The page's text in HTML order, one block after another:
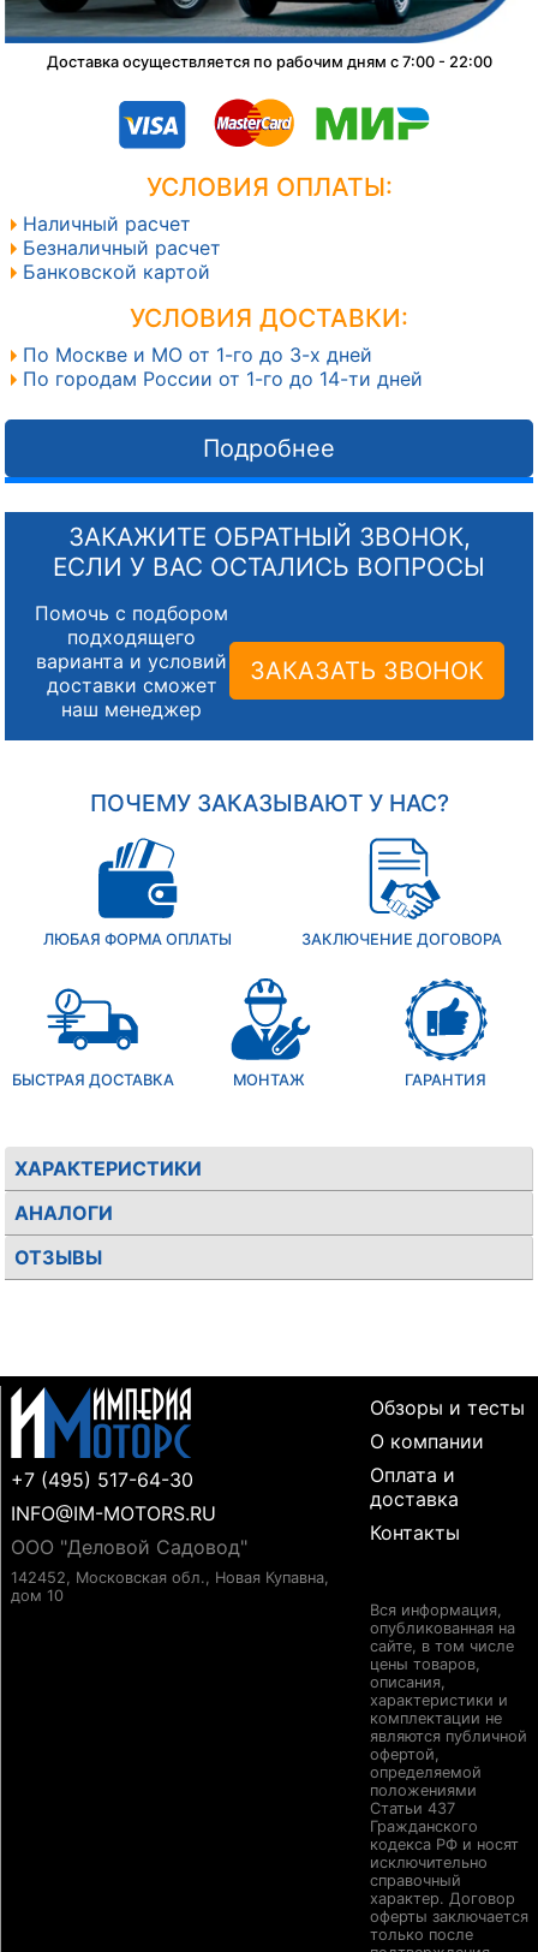
Доставка осуществляется по рабочим дням с 7:00 - 22:00
УСЛОВИЯ ОПЛАТЫ:
Наличный расчет
Безналичный расчет
Банковской картой
УСЛОВИЯ ДОСТАВКИ:
По Москве и МО от 1-го до 3-х дней
По городам России от 1-го до 14-ти дней
Подробнее
ЗАКАЖИТЕ ОБРАТНЫЙ ЗВОНОК,
ЕСЛИ У ВАС ОСТАЛИСЬ ВОПРОСЫ
Помочь с подбором
подходящего
варианта и условий
доставки сможет
наш менеджер
ЗАКАЗАТЬ ЗВОНОК
ПОЧЕМУ ЗАКАЗЫВАЮТ У НАС?
ЛЮБАЯ ФОРМА ОПЛАТЫ ЗАКЛЮЧЕНИЕ ДОГОВОРА
БЫСТРАЯ ДОСТАВКА МОНТАЖ ГАРАНТИЯ
ХАРАКТЕРИСТИКИ
АНАЛОГИ
ОТЗЫВЫ
+7 (495) 517-64-30
INFO@IM-MOTORS.RU
ООО "Деловой Садовод"
142452, Московская обл., Новая Купавна,
дом 10
Обзоры и тесты
О компании
Оплата и
доставка
Контакты
Вся информация,
опубликованная на
сайте, в том числе
цены товаров,
описания,
характеристики и
комплектации не
являются публичной
офертой,
определяемой
положениями
Статьи 437
Гражданского
кодекса РФ и носят
исключительно
справочный
характер. Договор
оферты заключается
только после